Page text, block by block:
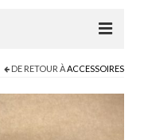
DE RETOUR ÀACCESSOIRES